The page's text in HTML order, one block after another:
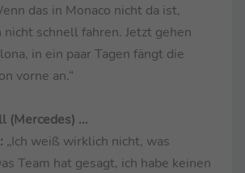
das in Monaco nicht da ist,
nicht schnell fahren. Jetzt gehen
in ein paar Tagen fängt die
vorne an.“
(Mercedes) ...
„Ich weiß wirklich nicht, was
Team hat gesagt, ich habe keinen